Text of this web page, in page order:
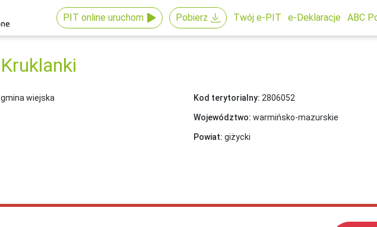
PIT online uruchom Pobierz Twój e-PIT e-Deklaracje ABC
Kruklanki
gmina wiejska Kod terytorialny: 2806052
Województwo: warmińsko-mazurskie
Powiat: giżycki